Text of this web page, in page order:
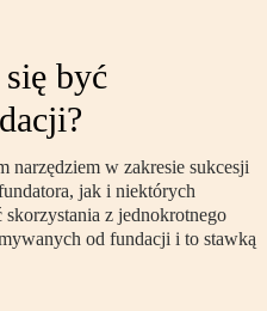
się być
narzędziem w zakresie sukcesji
jak i niektórych
z jednokrotnego
od fundacji i to stawką